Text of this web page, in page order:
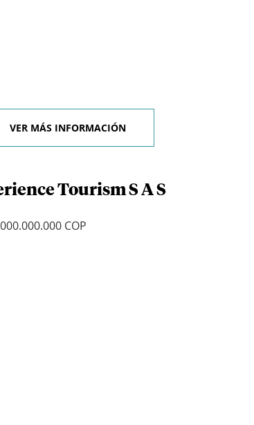
VER MÁS INFORMACIÓN
Tourism S A S
COP